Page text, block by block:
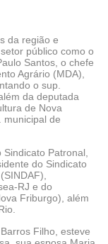
da região e
público como o
Santos, o chefe
Agrário (MDA),
o sup.
da deputada
de Nova
municipal de
Patronal,
do Sindicato
RJ e do
Friburgo), além
Filho, esteve